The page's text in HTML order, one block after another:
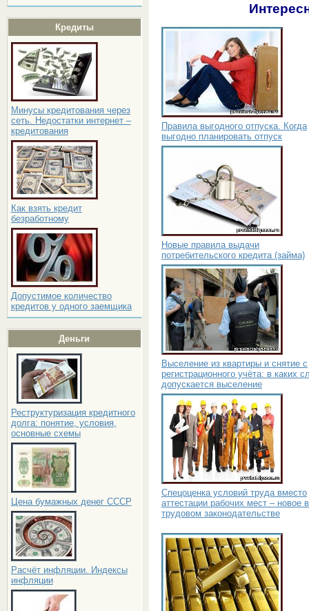
Кредиты
Минусы кредитования через
сеть. Недостатки интернет –
кредитования
Как взять кредит
безработному
Допустимое количество
кредитов у одного заемщика
Деньги
Реструктуризация кредитного
долга: понятие, условия,
основные схемы
Цена бумажных денег СССР
Расчёт инфляции. Индексы
инфляции
Правила выгодного отпуска. Когда
выгодно планировать отпуск
Новые правила выдачи
потребительского кредита (займа)
Выселение из квартиры и снятие с
регистрационного учёта: в каких
допускается выселение
Спецоценка условий труда вместо
аттестации рабочих мест – новое в
трудовом законодательстве